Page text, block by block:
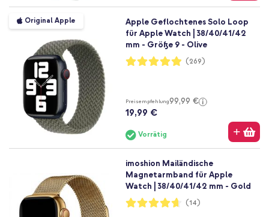
Original Apple
Apple Geflochtenes Solo Loop
für Apple Watch | 38/40/41/42
mm - Größe 9 - Olive
Bewertung:
98%
(269)
Preisempfehlung99,99 €
19,99 €
Vorrätig
imoshion Mailändische
Magnetarmband für Apple
Watch | 38/40/41/42 mm - Gold
Bewertung:
93%
(14)